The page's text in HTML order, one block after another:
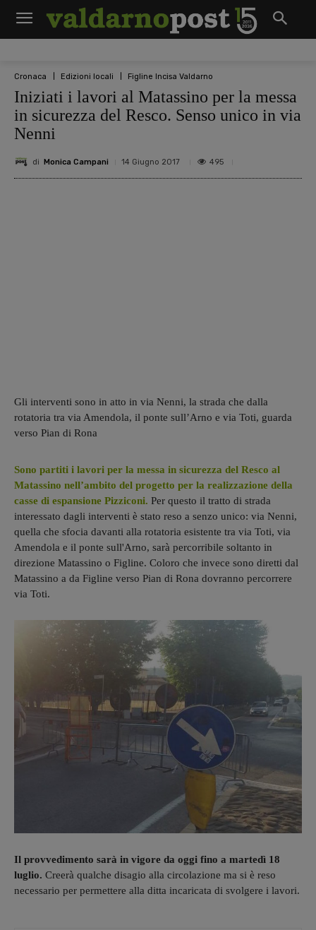
Cronaca Edizioni locali Figline Incisa Valdarno
Iniziati i lavori al Matassino per la messa
in sicurezza del Resco. Senso unico in via
Nenni
di Monica Campani 14 Giugno 2017 495
Gli interventi sono in atto in via Nenni, la strada che dalla
rotatoria tra via Amendola, il ponte sull’Arno e via Toti, guarda
verso Pian di Rona
Sono partiti i lavori per la messa in sicurezza del Resco al
Matassino nell’ambito del progetto per la realizzazione della
casse di espansione Pizziconi. Per questo il tratto di strada
interessato dagli interventi è stato reso a senzo unico: via Nenni,
quella che sfocia davanti alla rotatoria esistente tra via Toti, via
Amendola e il ponte sull'Arno, sarà percorribile soltanto in
direzione Matassino o Figline. Coloro che invece sono diretti dal
Matassino a da Figline verso Pian di Rona dovranno percorrere
via Toti.
Il provvedimento sarà in vigore da oggi fino a martedì 18
luglio. Creerà qualche disagio alla circolazione ma si è reso
necessario per permettere alla ditta incaricata di svolgere i lavori.